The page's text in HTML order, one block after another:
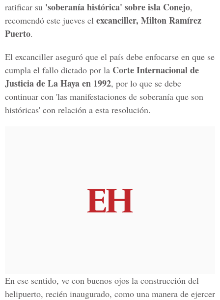
ratificar su 'soberanía histórica' sobre isla Conejo,
recomendó este jueves el excanciller, Milton Ramírez
Puerto.
El excanciller aseguró que el país debe enfocarse en que se
cumpla el fallo dictado por la Corte Internacional de
Justicia de La Haya en 1992, por lo que se debe
continuar con 'las manifestaciones de soberanía que son
históricas' con relación a esta resolución.
En ese sentido, ve con buenos ojos la construcción del
helipuerto, recién inaugurado, como una manera de ejercer